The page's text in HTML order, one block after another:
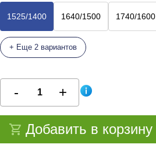
1525/1400 1640/1500 1740/1600
+ Еще 2 вариантов
Добавить в корзину